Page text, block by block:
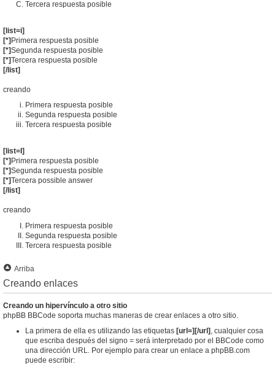
Tercera respuesta posible
[list=i]
[*]Primera respuesta posible
[*]Segunda respuesta posible
[*]Tercera respuesta posible
[/list]
creando
Primera respuesta posible
Segunda respuesta posible
Tercera respuesta posible
[list=I]
[*] Primera respuesta posible
[*]Segunda respuesta posible
[*]Tercera possible answer
[/list]
creando
Primera respuesta posible
Segunda respuesta posible
Tercera respuesta posible
Arriba
Creando enlaces
Creando un hipervínculo a otro sitio
phpBB BBCode soporta muchas maneras de crear enlaces a otro sitio.
La primera de ella es utilizando las etiquetas [url=][/url] , cualquier cosa
que escriba después del signo = será interpretado por el BBCode como
una dirección URL. Por ejemplo para crear un enlace a phpBB.com
puede escribir: